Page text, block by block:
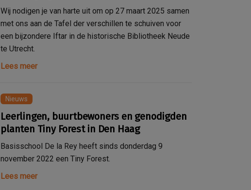
Wij nodigen je van harte uit om op 27 maart 2025 samen
met ons aan de Tafel der verschillen te schuiven voor
een bijzondere Iftar in de historische Bibliotheek Neude
te Utrecht.
Lees meer
Nieuws
Leerlingen, buurtbewoners en genodigden
planten Tiny Forest in Den Haag
Basisschool De la Rey heeft sinds donderdag 9
november 2022 een Tiny Forest.
Lees meer